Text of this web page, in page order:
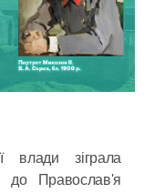
влади зіграла
до Православ'я